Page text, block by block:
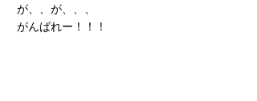
が、、が、、、
がんばれー！！！